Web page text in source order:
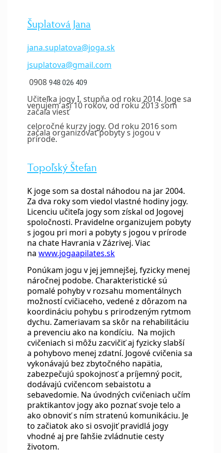
Šuplatová Jana
jana.suplatova@joga.sk
jsuplatova@gmail.com
0908 948 026 409
Učiteľka jogy I. stupňa od roku 2014. Joge sa
venujem asi 10 rokov, od roku 2013 som
začala viesť
celoročné kurzy jogy. Od roku 2016 som
začala organizovať pobyty s jogou v
prírode.
Topoľský Štefan
K joge som sa dostal náhodou na jar 2004.
Za dva roky som viedol vlastné hodiny jogy.
Licenciu učiteľa jogy som získal od Jogovej
spoločnosti. Pravidelne organizujem pobyty
s jogou pri mori a pobyty s jogou v prírode
na chate Havrania v Zázrivej. Viac
na www.jogaapilates.sk
Ponúkam jogu v jej jemnejšej, fyzicky menej
náročnej podobe. Charakteristické sú
pomalé pohyby v rozsahu momentálnych
možností cvičiaceho, vedené z dôrazom na
koordináciu pohybu s prirodzeným rytmom
dychu. Zameriavam sa skôr na rehabilitáciu
a prevenciu ako na kondíciu. Na mojich
cvičeniach si môžu zacvičiť aj fyzicky slabší
a pohybovo menej zdatní. Jogové cvičenia sa
vykonávajú bez zbytočného napätia,
zabezpečujú spokojnosť a príjemný pocit,
dodávajú cvičencom sebaistotu a
sebavedomie. Na úvodných cvičeniach učím
praktikantov jogy ako poznať svoje telo a
ako obnoviť s ním stratenú komunikáciu. Je
to začiatok ako si osvojiť pravidlá jogy
vhodné aj pre ľahšie zvládnutie cesty
životom.